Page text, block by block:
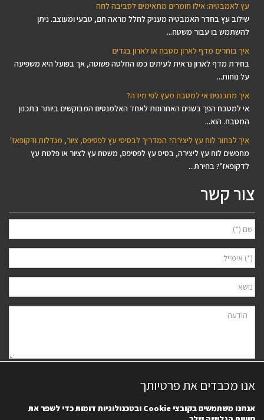
עץ לאמבטיה: אילו חומרים מתאימים לסביבה לחה
שילוב עץ בחדר האמבטיה מעניק לחלל מראה חם, טבעי ומעוצב. ניתן
להשתמש בו עבור משטח...
איך בוחרים מדף לארון מטבח או לארון בגדים
בחירת מדף לארון נראית לעיתים כמו החלטה פשוטה, אך בפועל היא משפיעה
על נוחות...
איך מתכננים אי למטבח מעץ לפי מידה?
אי למטבח הפך בשנים האחרונות לאחד האלמנטים המבוקשים ביותר בתכנון
המטבח. הוא...
איך לבחור לוח עץ ליצירה? המדריך לבסיסי עץ לפסיפס, ציור, מנדלות ודקופאז'
מחפשים לוח עץ ליצירה, בסיס עץ לפסיפס, משטח עץ לציור או פלטת עץ
לדקופאז’? בחירת...
צור קשר
הפרטיותשל האתר. ידוע לי שאוכל לבטל את הרישום בכל עת.
אנו מכבדים את פרטיותך
אנחנו משתמשים בקובציCookie ובטכנולוגיות דומות כדי לשפר את